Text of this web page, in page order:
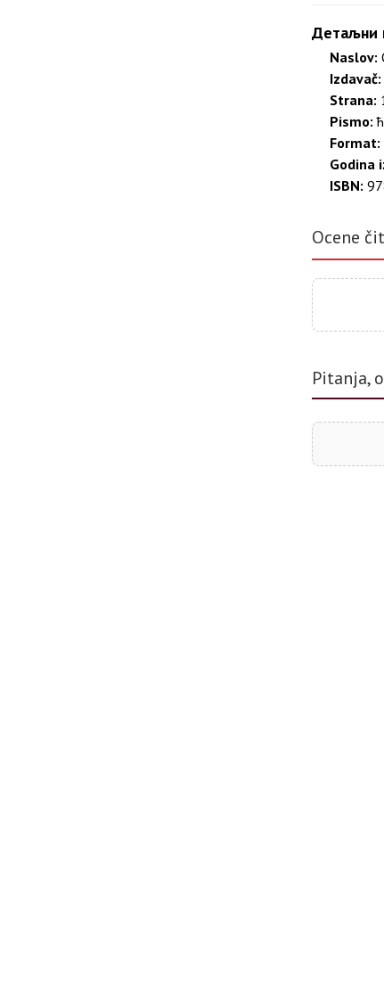
Детаљни
Naslov:
Izdavač:
Strana:
Pismo:
Format:
Godina
ISBN:
Ocene
Pitanja,